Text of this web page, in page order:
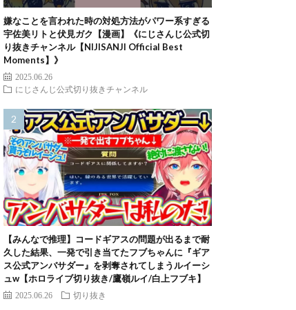
嫌なことを言われた時の対処方法がパワー系すぎる
宇佐美リトと伏見ガク【漫画】《にじさんじ公式切
り抜きチャンネル【NIJISANJI Official Best
Moments】》
2025.06.26
にじさんじ公式切り抜きチャンネル
【みんなで推理】コードギアスの問題が出るまで耐
久した結果、一発で引き当てたフブちゃんに『ギア
ス公式アンバサダー』を剥奪されてしまうルイーシ
ュw【ホロライブ切り抜き/鷹嶺ルイ/白上フブキ】
2025.06.26 切り抜き